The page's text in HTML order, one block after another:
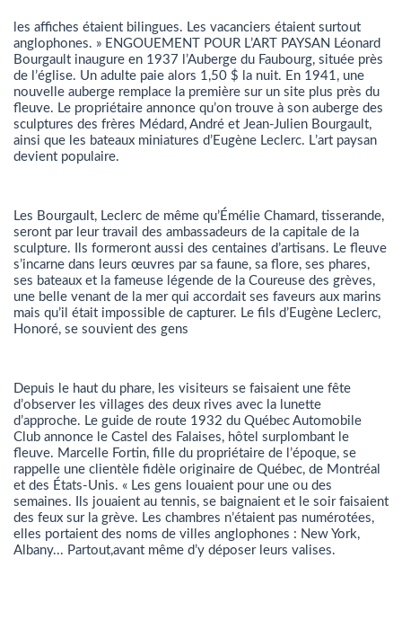
les affiches étaient bilingues. Les vacanciers étaient surtout
anglophones. » ENGOUEMENT POUR L’ART PAYSAN Léonard
Bourgault inaugure en 1937 l’Auberge du Faubourg, située près
de l’église. Un adulte paie alors 1,50 $ la nuit. En 1941, une
nouvelle auberge remplace la première sur un site plus près du
fleuve. Le propriétaire annonce qu’on trouve à son auberge des
sculptures des frères Médard, André et Jean-Julien Bourgault,
ainsi que les bateaux miniatures d’Eugène Leclerc. L’art paysan
devient populaire.
Les Bourgault, Leclerc de même qu’Émélie Chamard, tisserande,
seront par leur travail des ambassadeurs de la capitale de la
sculpture. Ils formeront aussi des centaines d’artisans. Le fleuve
s’incarne dans leurs œuvres par sa faune, sa flore, ses phares,
ses bateaux et la fameuse légende de la Coureuse des grèves,
une belle venant de la mer qui accordait ses faveurs aux marins
mais qu’il était impossible de capturer. Le fils d’Eugène Leclerc,
Honoré, se souvient des gens
Depuis le haut du phare, les visiteurs se faisaient une fête
d’observer les villages des deux rives avec la lunette
d’approche. Le guide de route 1932 du Québec Automobile
Club annonce le Castel des Falaises, hôtel surplombant le
fleuve. Marcelle Fortin, fille du propriétaire de l’époque, se
rappelle une clientèle fidèle originaire de Québec, de Montréal
et des États-Unis. « Les gens louaient pour une ou des
semaines. Ils jouaient au tennis, se baignaient et le soir faisaient
des feux sur la grève. Les chambres n’étaient pas numérotées,
elles portaient des noms de villes anglophones : New York,
Albany... Partout,avant même d’y déposer leurs valises.